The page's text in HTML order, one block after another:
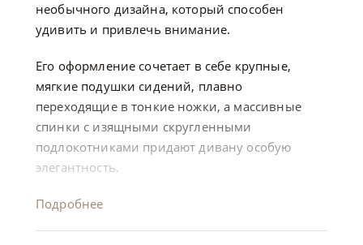
необычного дизайна, который способен
удивить и привлечь внимание.
Его оформление сочетает в себе крупные,
мягкие подушки сидений, плавно
переходящие в тонкие ножки, а массивные
спинки с изящными скругленными
подлокотниками придают дивану особую
элегантность.
Подробнее